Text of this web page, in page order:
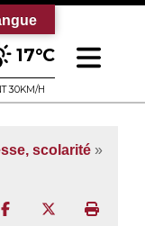
site officiel de la
17°C
30KM/H
scolarité »
Partager surPartager sur